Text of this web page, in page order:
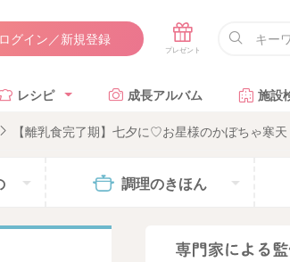
ログイン／新規登録
レシピ 成長アルバム 施設
【離乳食完了期】七夕に♡お星様のかぼちゃ寒天
調理のきほん